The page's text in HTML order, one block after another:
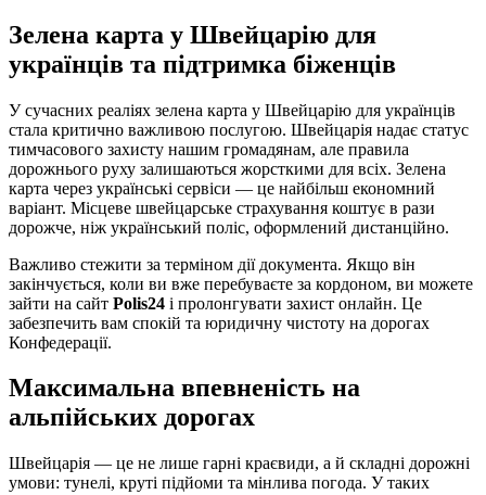
Зелена карта у Швейцарію для
українців та підтримка біженців
У сучасних реаліях зелена карта у Швейцарію для українців
стала критично важливою послугою. Швейцарія надає статус
тимчасового захисту нашим громадянам, але правила
дорожнього руху залишаються жорсткими для всіх. Зелена
карта через українські сервіси — це найбільш економний
варіант. Місцеве швейцарське страхування коштує в рази
дорожче, ніж український поліс, оформлений дистанційно.
Важливо стежити за терміном дії документа. Якщо він
закінчується, коли ви вже перебуваєте за кордоном, ви можете
зайти на сайт Polis24 і пролонгувати захист онлайн. Це
забезпечить вам спокій та юридичну чистоту на дорогах
Конфедерації.
Максимальна впевненість на
альпійських дорогах
Швейцарія — це не лише гарні краєвиди, а й складні дорожні
умови: тунелі, круті підйоми та мінлива погода. У таких